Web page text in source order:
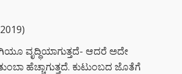
ವೃದ್ಧಿಯಾಗುತ್ತದೆ- ಆದರೆ ಅದೇ
ಹೆಚ್ಚಾಗುತ್ತದೆ. ಕುಟುಂಬದ ಜೊತೆಗೆ